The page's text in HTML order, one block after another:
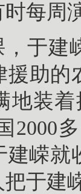
每周
，于建
援助的
地装
2000
建嵘
于建